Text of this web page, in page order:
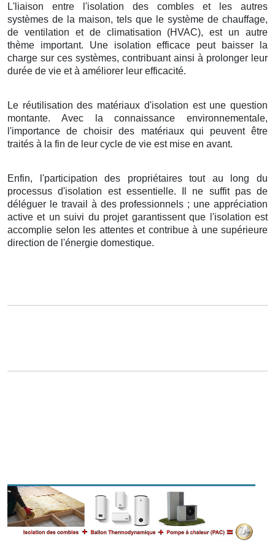
L'liaison entre l'isolation des combles et les autres
systèmes de la maison, tels que le système de chauffage,
de ventilation et de climatisation (HVAC), est un autre
thème important. Une isolation efficace peut baisser la
charge sur ces systèmes, contribuant ainsi à prolonger leur
durée de vie et à améliorer leur efficacité.
Le réutilisation des matériaux d'isolation est une question
montante. Avec la connaissance environnementale,
l'importance de choisir des matériaux qui peuvent être
traités à la fin de leur cycle de vie est mise en avant.
Enfin, l'participation des propriétaires tout au long du
processus d'isolation est essentielle. Il ne suffit pas de
déléguer le travail à des professionnels ; une appréciation
active et un suivi du projet garantissent que l'isolation est
accomplie selon les attentes et contribue à une supérieure
direction de l'énergie domestique.